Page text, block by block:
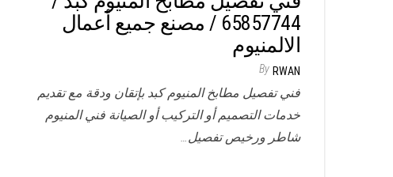
65857744 / مصنع جميع أعمال
الالمنيوم
By RWAN
فني تفصيل مطابخ المنيوم كبد بإتقان ودقة مع تقديم
خدمات التصميم أو التركيب أو الصيانة فني المنيوم
شاطر ورخيص تفصيل…